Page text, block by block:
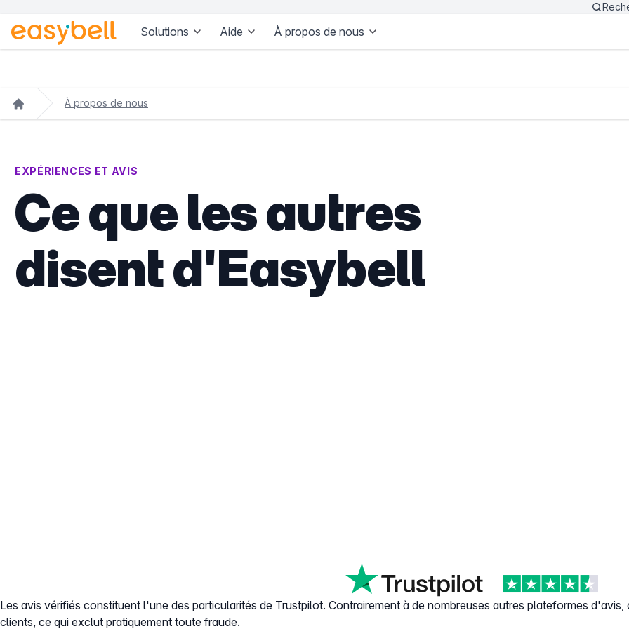
Aller au contenu principal
Solutions Aide À propos de nous
À propos de nous
EXPÉRIENCES ET AVIS
Ce que les autres
disent d'Easybell
Les avis vérifiés constituent l'une des particularités de Trustpilot. Contrairement à de nombreuses autres plateformes
clients, ce qui exclut pratiquement toute fraude.